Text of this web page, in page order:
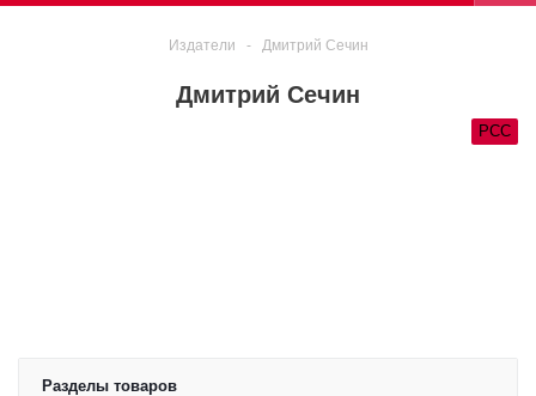
Издатели - Дмитрий Сечин
Дмитрий Сечин
РСС
Разделы товаров